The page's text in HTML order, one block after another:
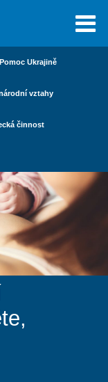
Pomoc Ukrajině
vztahy
činnost